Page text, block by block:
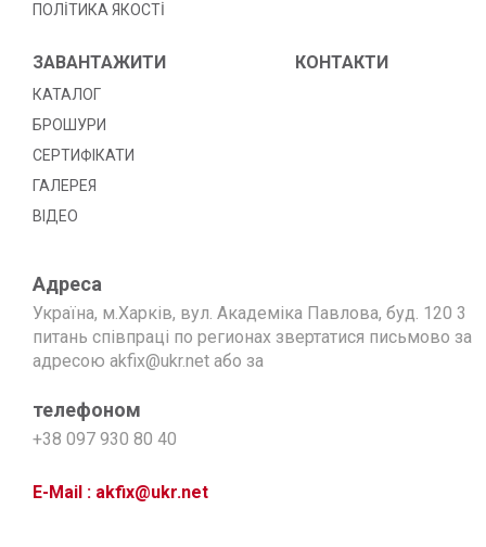
ПОЛİТИКА ЯКОСТİ
ЗАВАНТАЖИТИ
КАТАЛОГ
БРОШУРИ
СЕРТИФІКАТИ
ГАЛЕРЕЯ
ВІДЕО
КОНТАКТИ
Адреса
Україна, м.Харків, вул. Академіка Павлова, буд. 120 3
питань співпраці по регионах звертатися письмово за
адресою akfix@ukr.net або за
телефоном
+38 097 930 80 40
E-Mail : akfix@ukr.net